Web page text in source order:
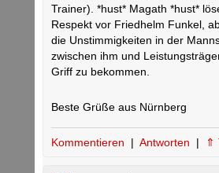
Trainer). *hust* Magath *hust*
Respekt vor Friedhelm Funkel,
die Unstimmigkeiten in der
zwischen ihm und
Griff zu bekommen.
Beste Grüße aus Nürnberg
Kommentieren | Antworten | ⇑